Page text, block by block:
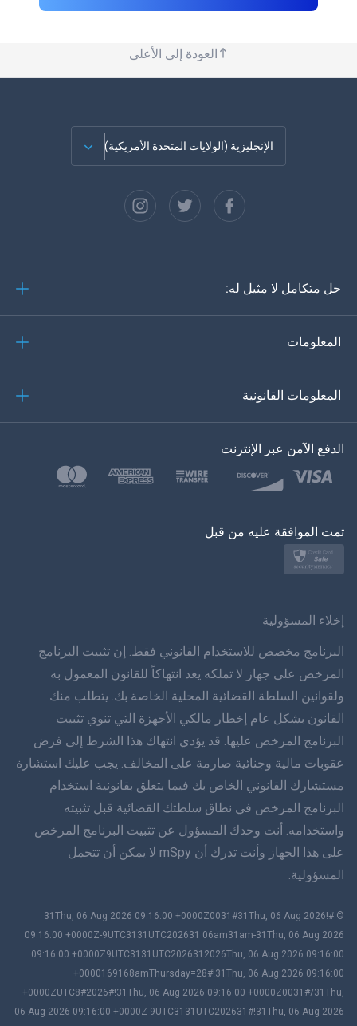
العودة إلى الأعلى
الإنجليزية (الولايات المتحدة الأمريكية)
الاسبانية
البرتغالية
한?의의
بولسكي
简体 体 中文
हिंददी
اللغة الهولندية
עברית
رومانا
繁體 中文文
سلوفينيا
باهاسا ميلايو
حل متكامل لا مثيل له:
المعلومات
المعلومات القانونية
الدفع الآمن عبر الإنترنت
تمت الموافقة عليه من قبل
إخلاء المسؤولية
البرنامج مخصص للاستخدام القانوني فقط. إن تثبيت البرنامج
المرخص على جهاز لا تملكه يعد انتهاكاً للقانون المعمول به
ولقوانين السلطة القضائية المحلية الخاصة بك. يتطلب منك
القانون بشكل عام إخطار مالكي الأجهزة التي تنوي تثبيت
البرنامج المرخص عليها. قد يؤدي انتهاك هذا الشرط إلى فرض
عقوبات مالية وجنائية صارمة على المخالف. يجب عليك استشارة
مستشارك القانوني الخاص بك فيما يتعلق بقانونية استخدام
البرنامج المرخص في نطاق سلطتك القضائية قبل تثبيته
واستخدامه. أنت وحدك المسؤول عن تثبيت البرنامج المرخص
على هذا الجهاز وأنت تدرك أن mSpy لا يمكن أن تتحمل
المسؤولية.
© #!31Thu, 06 Aug 2026 09:16:00 +0000Z0031#31Thu, 06 Aug 2026
09:16:00 +0000Z-9UTC3131UTC202631 06am31am-31Thu, 06 Aug 2026
09:16:00 +0000Z9UTC3131UTC2026312026Thu, 06 Aug 2026 09:16:00
+0000169168amThursday=28#!31Thu, 06 Aug 2026 09:16:00
+0000ZUTC8#2026#!31Thu, 06 Aug 2026 09:16:00 +0000Z0031#/31Thu,
06 Aug 2026 09:16:00 +0000Z-9UTC3131UTC202631#!31Thu, 06 Aug 2026